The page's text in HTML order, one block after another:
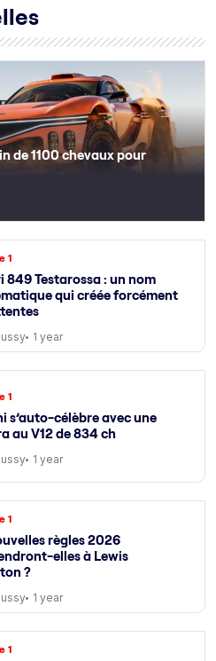
de 1100 chevaux pour
1
849 Testarossa : un nom
qui créée forcément
1 year
1
s’auto-célèbre avec une
au V12 de 834 ch
1 year
1
règles 2026
elles à Lewis
?
1 year
1